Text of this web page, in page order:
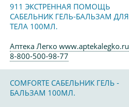
911 ЭКСТРЕННАЯ ПОМОЩЬ
САБЕЛЬНИК ГЕЛЬ-БАЛЬЗАМ ДЛЯ
ТЕЛА 100МЛ.
Аптека Легко www.aptekalegko.ru
8-800-500-98-77
COMFORTE САБЕЛЬНИК ГЕЛЬ -
БАЛЬЗАМ 100МЛ.